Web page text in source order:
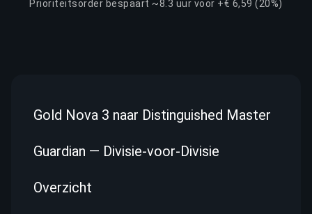
Prioriteitsorder bespaart ~8.3 uur voor +€ 6,59 (20%)
Gold Nova 3 naar Distinguished Master
Guardian — Divisie-voor-Divisie
Overzicht